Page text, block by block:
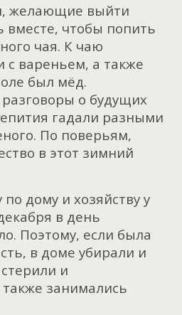
желающие выйти
вместе, чтобы попить
чая. К чаю
с вареньем, а также
был мёд.
о будущих
гадали разными
По поверьям,
в этот зимний
дому и хозяйству у
в день
Поэтому, если была
в доме убирали и
и
занимались